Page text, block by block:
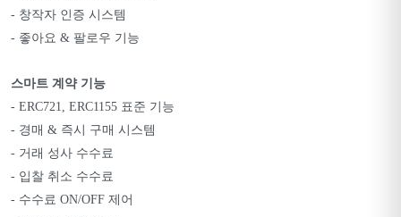
- 창작자 인증 시스템
- 좋아요 & 팔로우 기능
스마트 계약 기능
- ERC721, ERC1155 표준 기능
- 경매 & 즉시 구매 시스템
- 거래 성사 수수료
- 입찰 취소 수수료
- 수수료 ON/OFF 제어